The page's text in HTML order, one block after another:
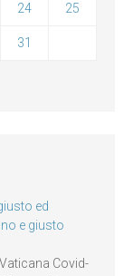
24 25
31
ed
e giusto
Covid-